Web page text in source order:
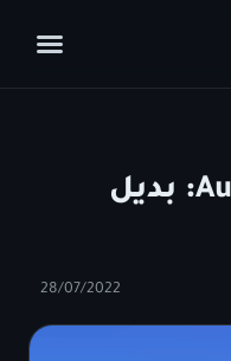
28/07/2022
مراجعة AuroraDroid: بديل